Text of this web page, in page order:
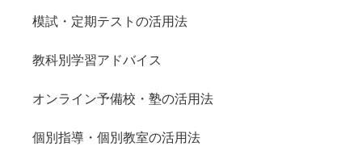
模試・定期テストの活用法
教科別学習アドバイス
オンライン予備校・塾の活用法
個別指導・個別教室の活用法